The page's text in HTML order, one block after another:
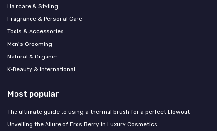
Haircare & Styling
Fragrance & Personal Care
Tools & Accessories
Men's Grooming
Natural & Organic
K‑Beauty & International
Most popular
The ultimate guide to using a thermal brush for a perfect blowout
Unveiling the Allure of Eros Berry in Luxury Cosmetics